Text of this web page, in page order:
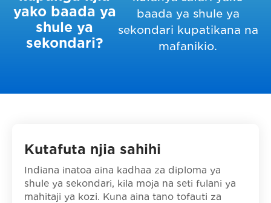
yako baada ya
shule ya
sekondari?
baada ya shule ya
sekondari kupatikana na
mafanikio.
Kutafuta njia sahihi
Indiana inatoa aina kadhaa za diploma ya
shule ya sekondari, kila moja na seti fulani ya
mahitaji ya kozi. Kuna aina tano tofauti za